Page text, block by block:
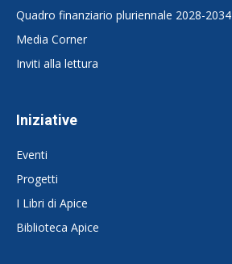
Quadro finanziario pluriennale 2028-2034
Media Corner
Inviti alla lettura
Iniziative
Eventi
Progetti
I Libri di Apice
Biblioteca Apice